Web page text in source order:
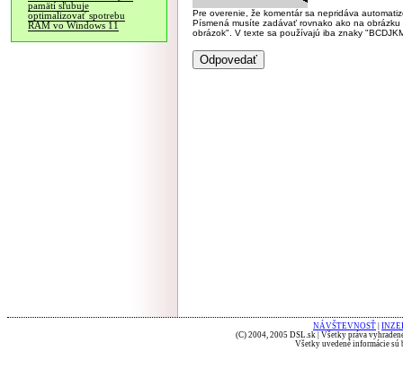
pamätí sľubuje
optimalizovať spotrebu
RAM vo Windows 11
Pre overenie, že komentár sa nepridáva
Písmená musíte zadávať rovnako ako na
obrázok". V texte sa používajú iba znaky
NÁVŠTEVNOSŤ
(C) 2004, 2005 DSL.sk | Všetky práva
Všetky uvedené informácie sú